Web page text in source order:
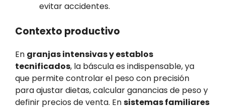
evitar accidentes.
Contexto productivo
En granjas intensivas y establos
tecnificados, la báscula es indispensable, ya
que permite controlar el peso con precisión
para ajustar dietas, calcular ganancias de peso y
definir precios de venta. Ensistemas familiares